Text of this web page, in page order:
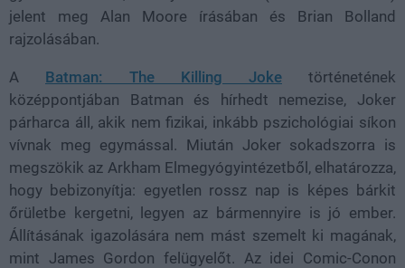
jelent meg Alan Moore írásában és Brian Bolland
rajzolásában.
A Batman: The Killing Joke történetének
középpontjában Batman és hírhedt nemezise, Joker
párharca áll, akik nem fizikai, inkább pszichológiai síkon
vívnak meg egymással. Miután Joker sokadszorra is
megszökik az Arkham Elmegyógyintézetből, elhatározza,
hogy bebizonyítja: egyetlen rossz nap is képes bárkit
őrületbe kergetni, legyen az bármennyire is jó ember.
Állításának igazolására nem mást szemelt ki magának,
mint James Gordon felügyelőt. Az idei Comic-Conon